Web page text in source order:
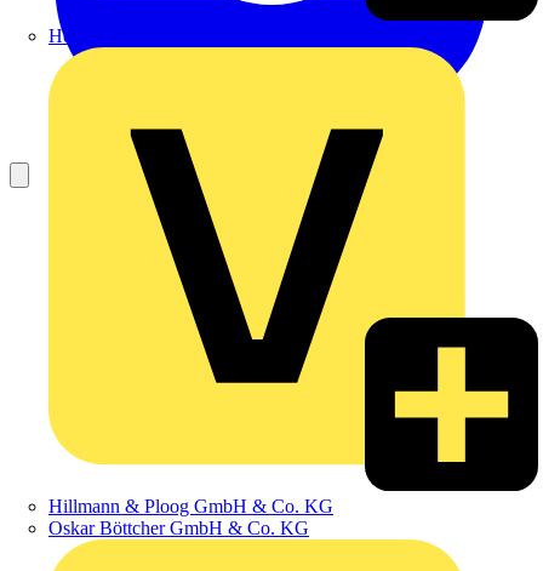
Heinrich Häusler GmbH
Hillmann & Ploog GmbH & Co. KG
Oskar Böttcher GmbH & Co. KG